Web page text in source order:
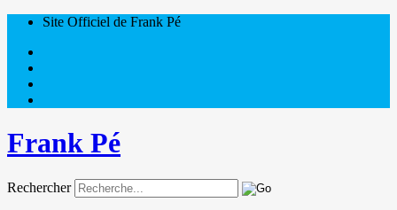
Site Officiel de Frank Pé
Frank Pé
Rechercher